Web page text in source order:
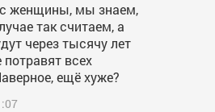
женщины, мы знаем,
так считаем, а
через тысячу лет
всех
ещё хуже?